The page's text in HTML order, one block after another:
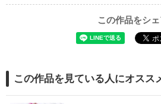
この作品をシ
この作品を見ている人にオスス